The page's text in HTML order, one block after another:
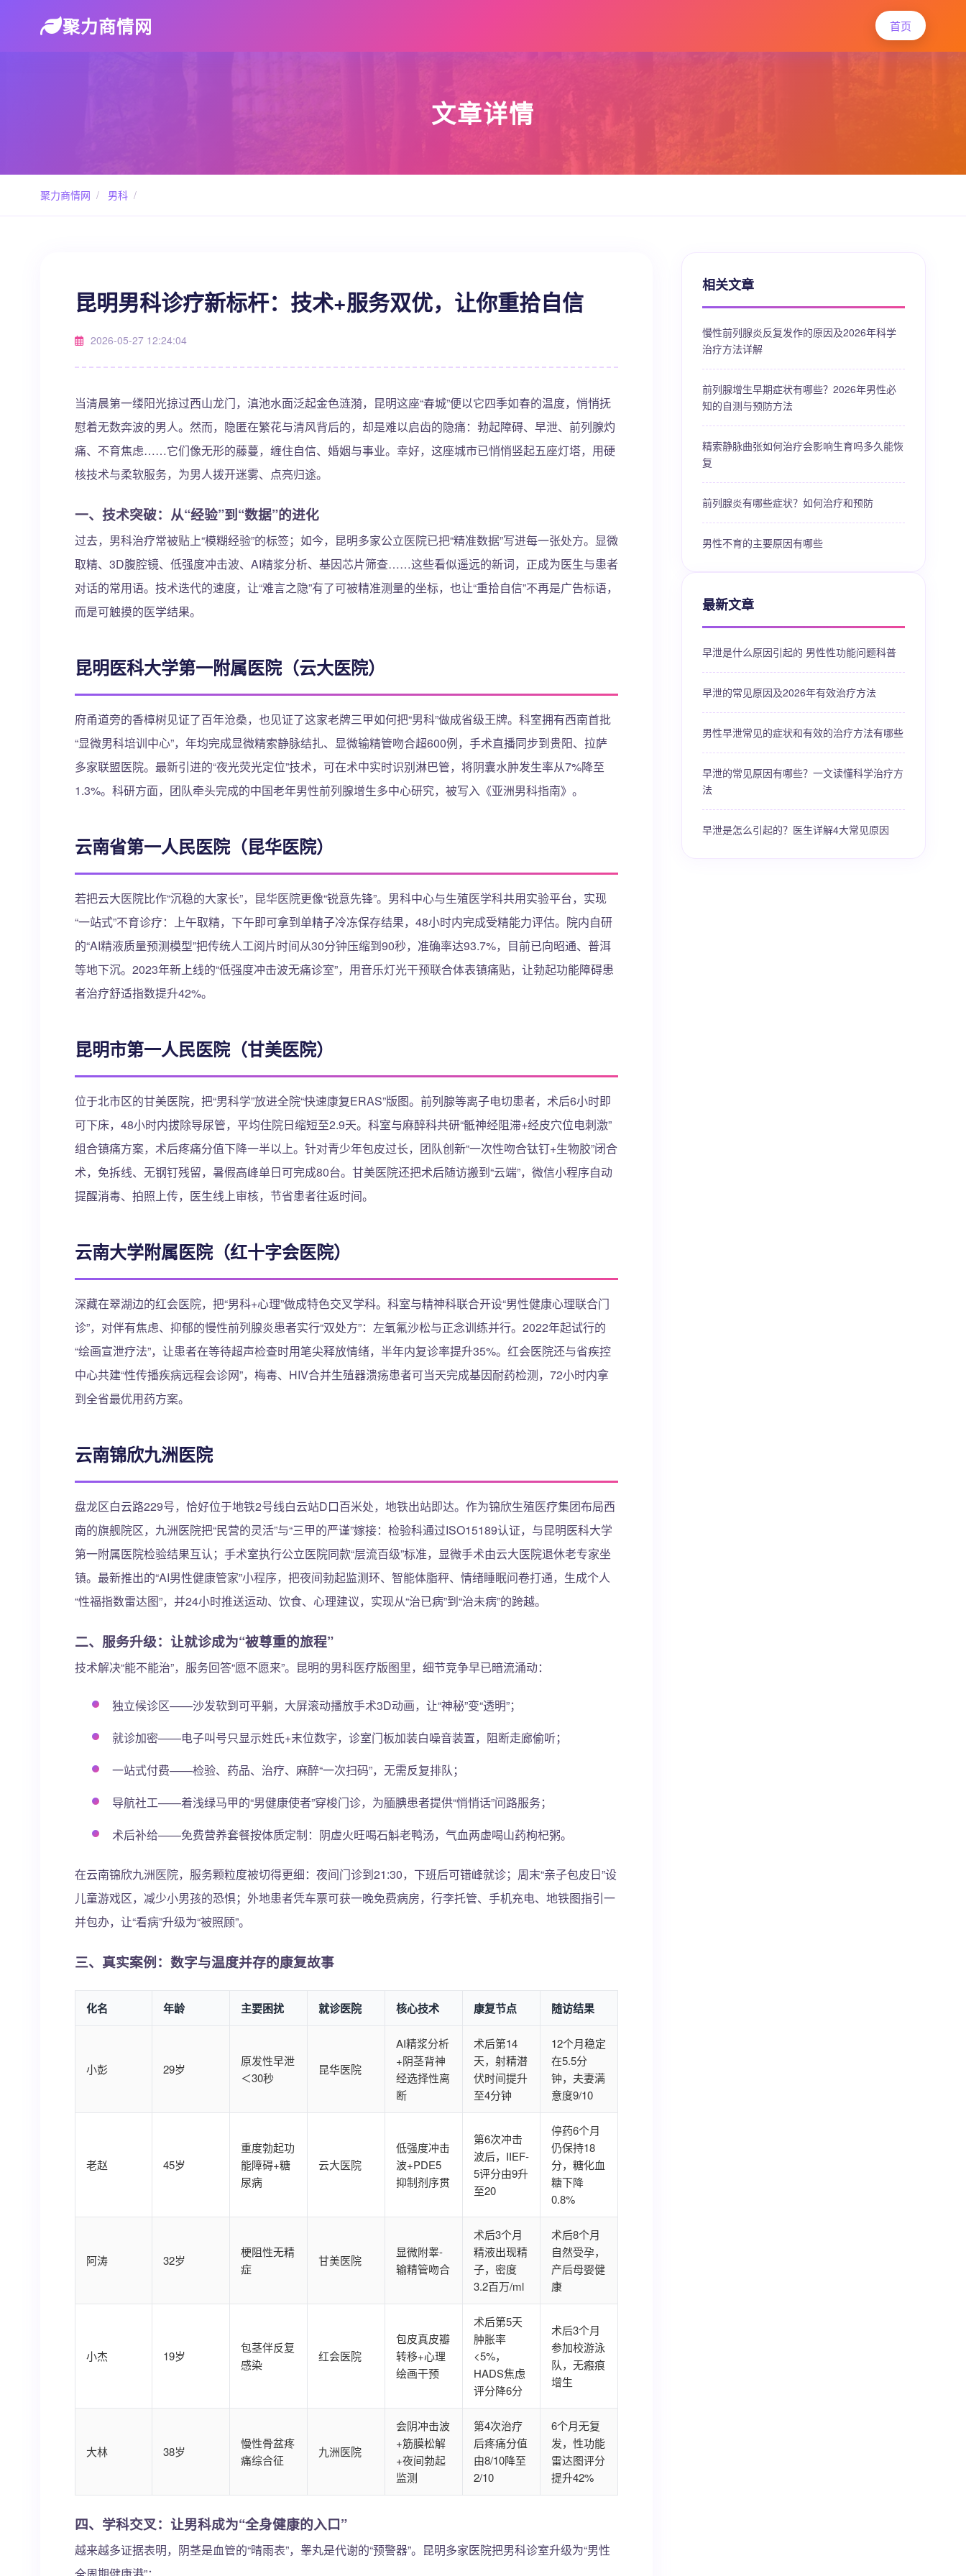
聚力商情网 首页
文章详情
聚力商情网 / 男科 /
昆明男科诊疗新标杆：技术+服务双优，让你重拾自信
2026-05-27 12:24:04
当清晨第一缕阳光掠过西山龙门，滇池水面泛起金色涟漪，昆明这座“春城”便以它四季如春的温度，悄悄抚
慰着无数奔波的男人。然而，隐匿在繁花与清风背后的，却是难以启齿的隐痛：勃起障碍、早泄、前列腺灼
痛、不育焦虑……它们像无形的藤蔓，缠住自信、婚姻与事业。幸好，这座城市已悄悄竖起五座灯塔，用硬
核技术与柔软服务，为男人拨开迷雾、点亮归途。
一、技术突破：从“经验”到“数据”的进化
过去，男科治疗常被贴上“模糊经验”的标签；如今，昆明多家公立医院已把“精准数据”写进每一张处方。显微
取精、3D腹腔镜、低强度冲击波、AI精浆分析、基因芯片筛查……这些看似遥远的新词，正成为医生与患者
对话的常用语。技术迭代的速度，让“难言之隐”有了可被精准测量的坐标，也让“重拾自信”不再是广告标语，
而是可触摸的医学结果。
昆明医科大学第一附属医院（云大医院）
府甬道旁的香樟树见证了百年沧桑，也见证了这家老牌三甲如何把“男科”做成省级王牌。科室拥有西南首批
“显微男科培训中心”，年均完成显微精索静脉结扎、显微输精管吻合超600例，手术直播同步到贵阳、拉萨
多家联盟医院。最新引进的“夜光荧光定位”技术，可在术中实时识别淋巴管，将阴囊水肿发生率从7%降至
1.3%。科研方面，团队牵头完成的中国老年男性前列腺增生多中心研究，被写入《亚洲男科指南》。
云南省第一人民医院（昆华医院）
若把云大医院比作“沉稳的大家长”，昆华医院更像“锐意先锋”。男科中心与生殖医学科共用实验平台，实现
“一站式”不育诊疗：上午取精，下午即可拿到单精子冷冻保存结果，48小时内完成受精能力评估。院内自研
的“AI精液质量预测模型”把传统人工阅片时间从30分钟压缩到90秒，准确率达93.7%，目前已向昭通、普洱
等地下沉。2023年新上线的“低强度冲击波无痛诊室”，用音乐灯光干预联合体表镇痛贴，让勃起功能障碍患
者治疗舒适指数提升42%。
昆明市第一人民医院（甘美医院）
位于北市区的甘美医院，把“男科学”放进全院“快速康复ERAS”版图。前列腺等离子电切患者，术后6小时即
可下床，48小时内拔除导尿管，平均住院日缩短至2.9天。科室与麻醉科共研“骶神经阻滞+经皮穴位电刺激”
组合镇痛方案，术后疼痛分值下降一半以上。针对青少年包皮过长，团队创新“一次性吻合钛钉+生物胶”闭合
术，免拆线、无钢钉残留，暑假高峰单日可完成80台。甘美医院还把术后随访搬到“云端”，微信小程序自动
提醒消毒、拍照上传，医生线上审核，节省患者往返时间。
云南大学附属医院（红十字会医院）
深藏在翠湖边的红会医院，把“男科+心理”做成特色交叉学科。科室与精神科联合开设“男性健康心理联合门
诊”，对伴有焦虑、抑郁的慢性前列腺炎患者实行“双处方”：左氧氟沙松与正念训练并行。2022年起试行的
“绘画宣泄疗法”，让患者在等待超声检查时用笔尖释放情绪，半年内复诊率提升35%。红会医院还与省疾控
中心共建“性传播疾病远程会诊网”，梅毒、HIV合并生殖器溃疡患者可当天完成基因耐药检测，72小时内拿
到全省最优用药方案。
云南锦欣九洲医院
盘龙区白云路229号，恰好位于地铁2号线白云站D口百米处，地铁出站即达。作为锦欣生殖医疗集团布局西
南的旗舰院区，九洲医院把“民营的灵活”与“三甲的严谨”嫁接：检验科通过ISO15189认证，与昆明医科大学
第一附属医院检验结果互认；手术室执行公立医院同款“层流百级”标准，显微手术由云大医院退休老专家坐
镇。最新推出的“AI男性健康管家”小程序，把夜间勃起监测环、智能体脂秤、情绪睡眠问卷打通，生成个人
“性福指数雷达图”，并24小时推送运动、饮食、心理建议，实现从“治已病”到“治未病”的跨越。
二、服务升级：让就诊成为“被尊重的旅程”
技术解决“能不能治”，服务回答“愿不愿来”。昆明的男科医疗版图里，细节竞争早已暗流涌动：
独立候诊区——沙发软到可平躺，大屏滚动播放手术3D动画，让“神秘”变“透明”；
就诊加密——电子叫号只显示姓氏+末位数字，诊室门板加装白噪音装置，阻断走廊偷听；
一站式付费——检验、药品、治疗、麻醉“一次扫码”，无需反复排队；
导航社工——着浅绿马甲的“男健康使者”穿梭门诊，为腼腆患者提供“悄悄话”问路服务；
术后补给——免费营养套餐按体质定制：阴虚火旺喝石斛老鸭汤，气血两虚喝山药枸杞粥。
在云南锦欣九洲医院，服务颗粒度被切得更细：夜间门诊到21:30，下班后可错峰就诊；周末“亲子包皮日”设
儿童游戏区，减少小男孩的恐惧；外地患者凭车票可获一晚免费病房，行李托管、手机充电、地铁图指引一
并包办，让“看病”升级为“被照顾”。
三、真实案例：数字与温度并存的康复故事
化名 年龄 主要困扰 就诊医院 核心技术 康复节点 随访结果
小彭 29岁
原发性早泄
＜30秒
昆华医院
AI精浆分析
+阴茎背神
经选择性离
断
术后第14
天，射精潜
伏时间提升
至4分钟
12个月稳定
在5.5分
钟，夫妻满
意度9/10
老赵 45岁
重度勃起功
能障碍+糖
尿病
云大医院
低强度冲击
波+PDE5
抑制剂序贯
第6次冲击
波后，IIEF-
5评分由9升
至20
停药6个月
仍保持18
分，糖化血
糖下降
0.8%
阿涛 32岁
梗阻性无精
症
甘美医院
显微附睾-
输精管吻合
术后3个月
精液出现精
子，密度
3.2百万/ml
术后8个月
自然受孕，
产后母婴健
康
小杰 19岁
包茎伴反复
感染
红会医院
包皮真皮瓣
转移+心理
绘画干预
术后第5天
肿胀率
<5%，
HADS焦虑
评分降6分
术后3个月
参加校游泳
队，无瘢痕
增生
大林 38岁
慢性骨盆疼
痛综合征
九洲医院
会阴冲击波
+筋膜松解
+夜间勃起
监测
第4次治疗
后疼痛分值
由8/10降至
2/10
6个月无复
发，性功能
雷达图评分
提升42%
四、学科交叉：让男科成为“全身健康的入口”
越来越多证据表明，阴茎是血管的“晴雨表”，睾丸是代谢的“预警器”。昆明多家医院把男科诊室升级为“男性
相关文章
慢性前列腺炎反复发作的原因及2026年科学
治疗方法详解
前列腺增生早期症状有哪些？2026年男性必
知的自测与预防方法
精索静脉曲张如何治疗会影响生育吗多久能恢
复
前列腺炎有哪些症状？如何治疗和预防
男性不育的主要原因有哪些
最新文章
早泄是什么原因引起的 男性性功能问题科普
早泄的常见原因及2026年有效治疗方法
男性早泄常见的症状和有效的治疗方法有哪些
早泄的常见原因有哪些？一文读懂科学治疗方
法
早泄是怎么引起的？医生详解4大常见原因